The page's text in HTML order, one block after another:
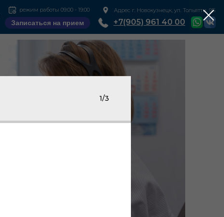
Адрес г. Новокузнецк, ул. Тольятти, 9Б
Записаться на прием +7(905) 961 40 00
режим работы 09:00 - 19:00
1/3